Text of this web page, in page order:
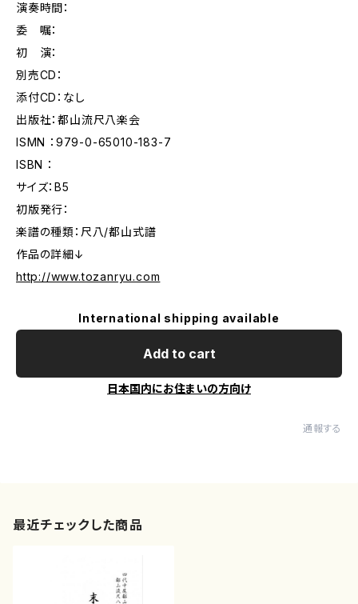
演奏時間：
委 嘱：
初 演：
別売CD：
添付CD：なし
出版社：都山流尺八楽会
ISMN ：979-0-65010-183-7
ISBN ：
サイズ：B5
初版発行：
楽譜の種類：尺八/都山式譜
作品の詳細↓
http://www.tozanryu.com
International shipping available
Add to cart
日本国内にお住まいの方向け
通報する
最近チェックした商品